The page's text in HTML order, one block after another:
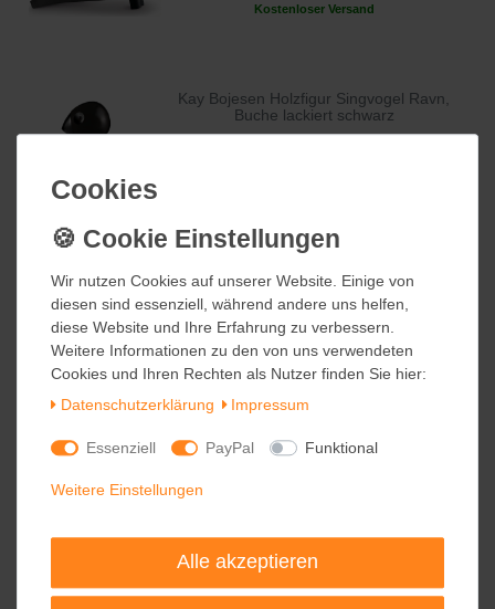
Cookies
Wir nutzen Cookies auf unserer Website. Einige von
diesen sind essenziell, während andere uns helfen,
diese Website und Ihre Erfahrung zu verbessern.
Weitere Informationen zu den von uns verwendeten
Cookies und Ihren Rechten als Nutzer finden Sie hier:
Daten­schutz­erklärung
Impressum
Essenziell PayPal Funktional
Weitere Einstellungen
Alle akzeptieren
Kostenloser Versand
Kay Bojesen Holzfigur Singvogel Ravn,
Buche lackiert schwarz
Kay Bojesen Automobil Sedan Buche
rot lackiert 13 cm
59,95 €
inkl. ges. MwSt.
Cookies
Wir nutzen Cookies auf unserer Website. Einige von
diesen sind essenziell, während andere uns helfen,
diese Website und Ihre Erfahrung zu verbessern.
Weitere Informationen zu den von uns verwendeten
Cookies und Ihren Rechten als Nutzer finden Sie hier:
Daten­schutz­erklärung
Impressum
Essenziell PayPal Funktional
Weitere Einstellungen
Alle akzeptieren